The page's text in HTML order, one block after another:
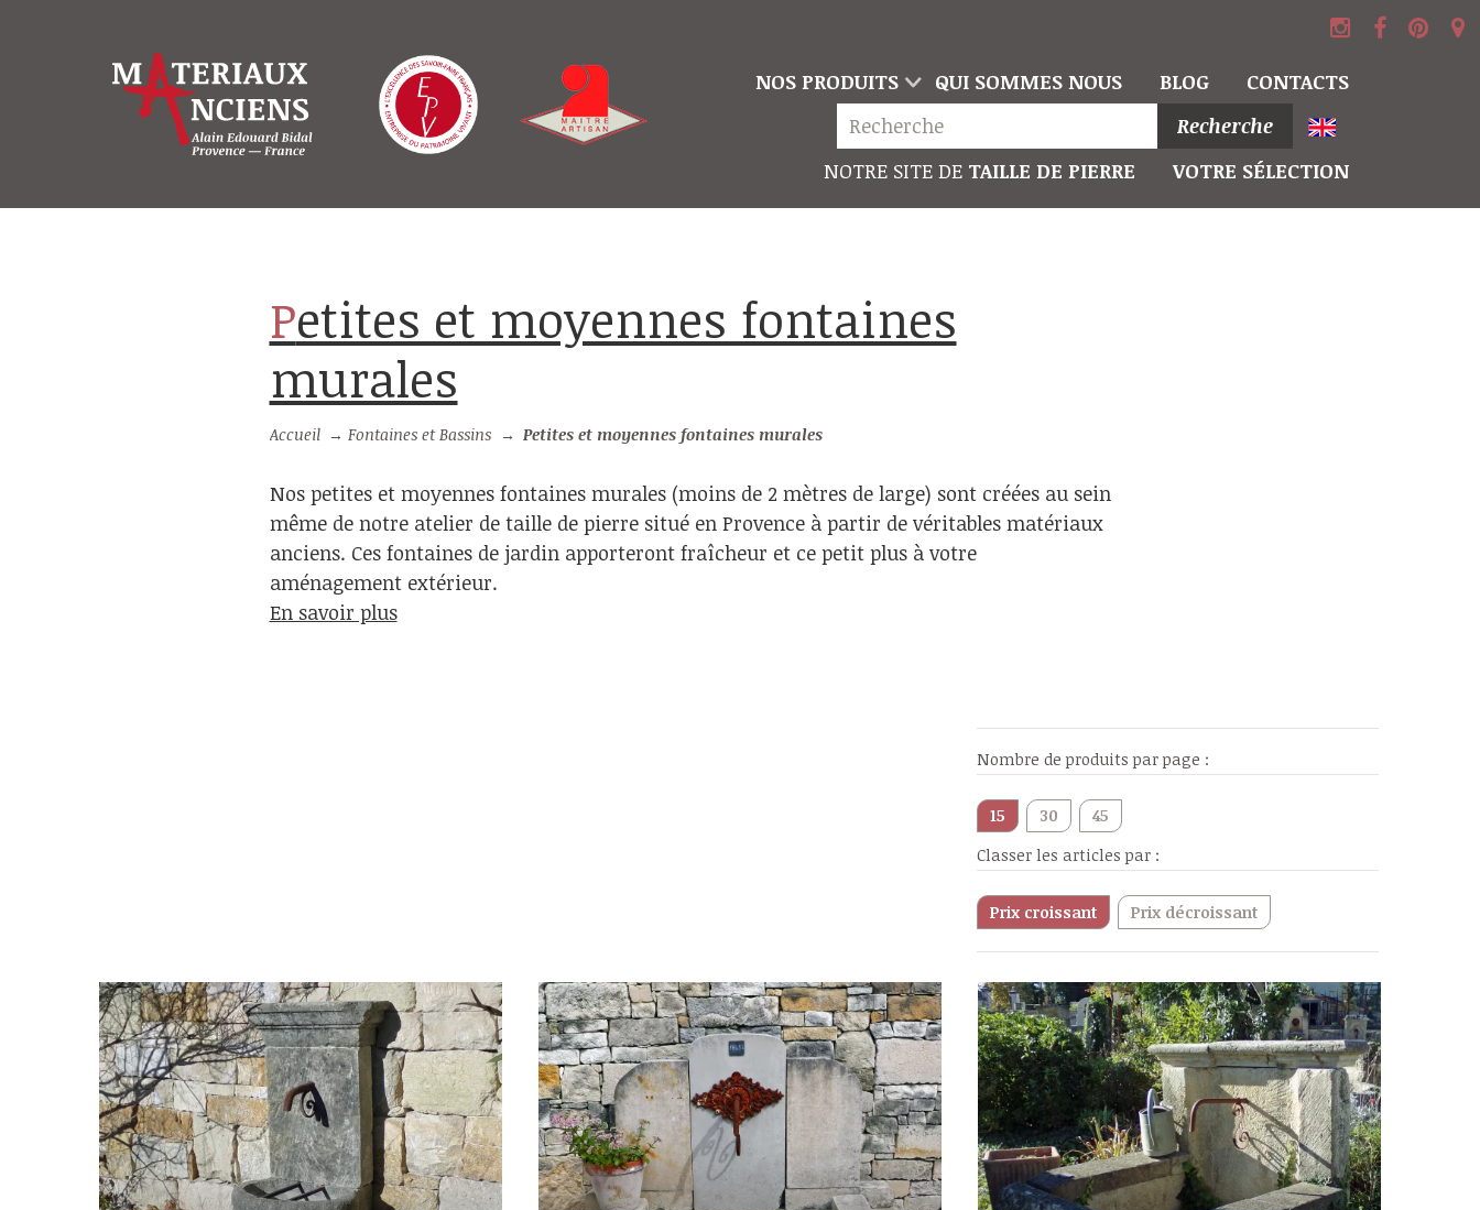
NOS PRODUITS QUI SOMMES NOUS BLOG
CONTACTS
Recherche
NOTRE SITE DE TAILLE DE PIERRE VOTRE SÉLECTION
Petites et moyennes fontaines
murales
Accueil →Fontaines et Bassins → Petites et moyennes fontaines murales
Nos petites et moyennes fontaines murales (moins de 2 mètres de large) sont créées au sein
même de notre atelier de taille de pierre situé en Provence à partir de véritables matériaux
anciens. Ces fontaines de jardin apporteront fraîcheur et ce petit plus à votre
aménagement extérieur.
En savoir plus
Nombre de produits par page :
15 30
45
Classer les articles par :
Prix croissant Prix décroissant